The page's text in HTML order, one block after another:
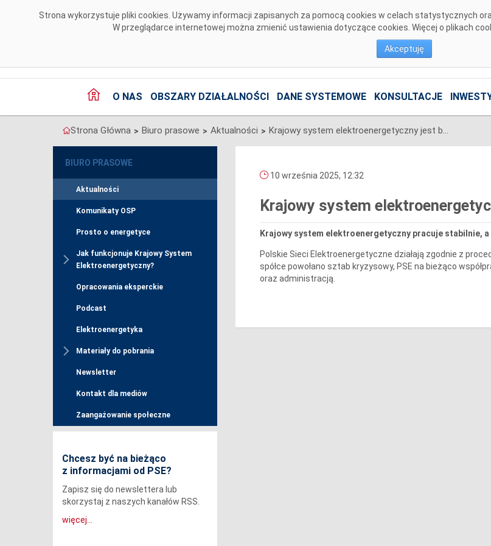
Strona wykorzystuje pliki cookies. Używamy informacji zapisanych za pomocą cookies w celach statystycznych
W przeglądarce internetowej można zmienić ustawienia dotyczące cookies. Więcej o plikach
Akceptuję
O NAS OBSZARY DZIAŁALNOŚCI DANE SYSTEMOWE KONSULTACJE
Strona Główna > Biuro prasowe > Aktualności > Krajowy system elektroenergetyczny jest bezpieczny
BIURO PRASOWE
Aktualności
Komunikaty OSP
Prosto o energetyce
Jak funkcjonuje Krajowy System
Elektroenergetyczny?
Opracowania eksperckie
Podcast
Elektroenergetyka
Materiały do pobrania
Newsletter
Kontakt dla mediów
Zaangażowanie społeczne
Chcesz być na bieżąco
z informacjami od PSE?
Zapisz się do newslettera lub
skorzystaj z naszych kanałów RSS.
więcej...
10 września 2025, 12:32
Krajowy system
Krajowy system elektroenergetyczny pracuje stabilnie,
Polskie Sieci Elektroenergetyczne działają zgodnie z
spółce powołano sztab kryzysowy, PSE na bieżąco
oraz administracją.